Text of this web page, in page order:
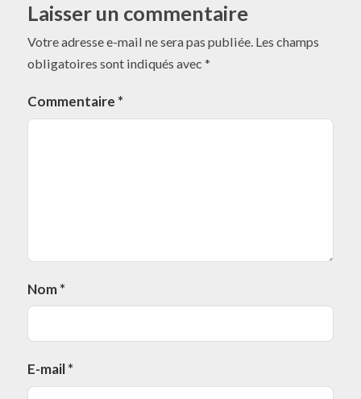
Laisser un commentaire
Votre adresse e-mail ne sera pas publiée. Les champs
obligatoires sont indiqués avec *
Commentaire *
Nom*
E-mail*